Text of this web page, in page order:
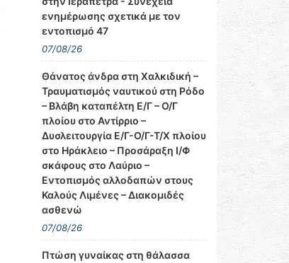
ενημέρωσης σχετικά με τον
εντοπισμό 47
07/08/26
Θάνατος άνδρα στη Χαλκιδική –
Τραυματισμός ναυτικού στη Ρόδο
– Βλάβη καταπέλτη Ε/Γ – Ο/Γ
πλοίου στο Αντίρριο –
Δυσλειτουργία Ε/Γ-Ο/Γ-Τ/Χ πλοίου
στο Ηράκλειο – Προσάραξη Ι/Φ
σκάφους στο Λαύριο –
Εντοπισμός αλλοδαπών στους
Καλούς Λιμένες – Διακομιδές
ασθενώ
07/08/26
Πτώση γυναίκας στη θάλασσα